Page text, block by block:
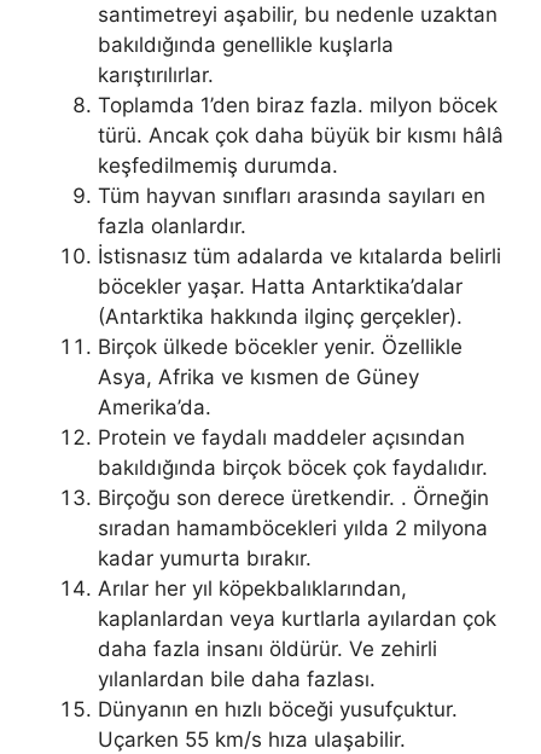
santimetreyi aşabilir, bu nedenle uzaktan
bakıldığında genellikle kuşlarla
karıştırılırlar.
Toplamda 1’den biraz fazla. milyon böcek
türü. Ancak çok daha büyük bir kısmı hâlâ
keşfedilmemiş durumda.
Tüm hayvan sınıfları arasında sayıları en
fazla olanlardır.
İstisnasız tüm adalarda ve kıtalarda belirli
böcekler yaşar. Hatta Antarktika’dalar
(Antarktika hakkında ilginç gerçekler).
Birçok ülkede böcekler yenir. Özellikle
Asya, Afrika ve kısmen de Güney
Amerika’da.
Protein ve faydalı maddeler açısından
bakıldığında birçok böcek çok faydalıdır.
Birçoğu son derece üretkendir. . Örneğin
sıradan hamamböcekleri yılda 2 milyona
kadar yumurta bırakır.
Arılar her yıl köpekbalıklarından,
kaplanlardan veya kurtlarla ayılardan çok
daha fazla insanı öldürür. Ve zehirli
yılanlardan bile daha fazlası.
Dünyanın en hızlı böceği yusufçuktur.
Uçarken 55 km/s hıza ulaşabilir.